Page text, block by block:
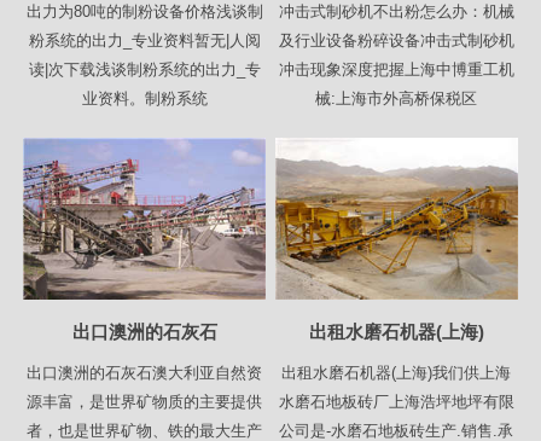
出力为80吨的制粉设备价格浅谈制
粉系统的出力_专业资料暂无|人阅
读|次下载浅谈制粉系统的出力_专
业资料。制粉系统
冲击式制砂机不出粉怎么办：机械
及行业设备粉碎设备冲击式制砂机
冲击现象深度把握上海中博重工机
械:上海市外高桥保税区
出口澳洲的石灰石
出口澳洲的石灰石澳大利亚自然资
源丰富，是世界矿物质的主要提供
者，也是世界矿物、铁的最大生产
出租水磨石机器(上海)
出租水磨石机器(上海)我们供上海
水磨石地板砖厂上海浩坪地坪有限
公司是-水磨石地板砖生产.销售.承